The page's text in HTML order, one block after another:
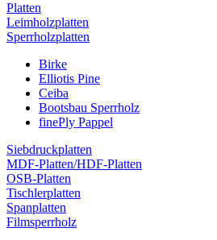
Platten
Leimholzplatten
Sperrholzplatten
Birke
Elliotis Pine
Ceiba
Bootsbau Sperrholz
finePly Pappel
Siebdruckplatten
MDF-Platten/HDF-Platten
OSB-Platten
Tischlerplatten
Spanplatten
Filmsperrholz